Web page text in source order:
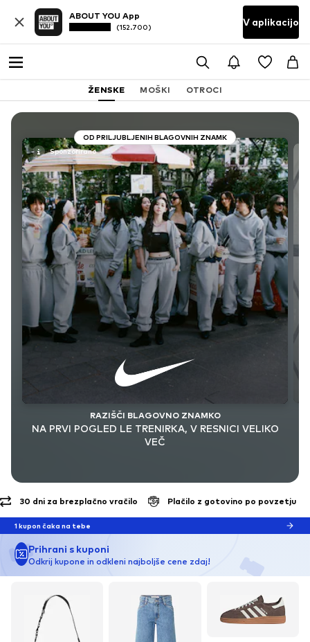
ABOUT YOU App
(152.700) V aplikacijo
ŽENSKE MOŠKI OTROCI
OD PRILJUBLJENIH BLAGOVNIH ZNAMK
RAZIŠČI BLAGOVNO ZNAMKO
NA PRVI POGLED LE TRENIRKA, V RESNICI VELIKO
VEČ
Brezplačna dostava* in vračila
Plačilo z gotovino po povzetju
1 kupon čaka na tebe
Prihrani s kuponi
Odkrij kupone in odkleni najboljše cene zdaj!